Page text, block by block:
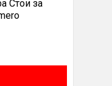
Стои за